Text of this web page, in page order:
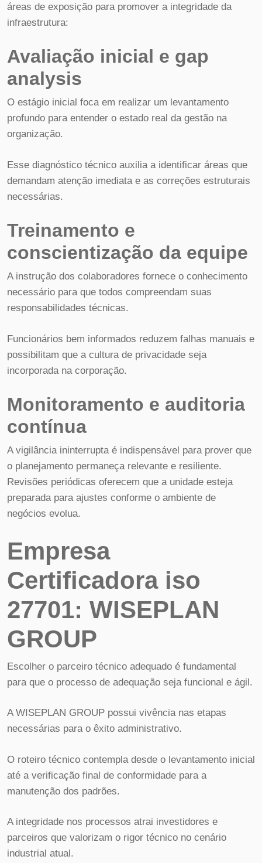
áreas de exposição para promover a integridade da
infraestrutura:
Avaliação inicial e gap
analysis
O estágio inicial foca em realizar um levantamento
profundo para entender o estado real da gestão na
organização.
Esse diagnóstico técnico auxilia a identificar áreas que
demandam atenção imediata e as correções estruturais
necessárias.
Treinamento e
conscientização da equipe
A instrução dos colaboradores fornece o conhecimento
necessário para que todos compreendam suas
responsabilidades técnicas.
Funcionários bem informados reduzem falhas manuais e
possibilitam que a cultura de privacidade seja
incorporada na corporação.
Monitoramento e auditoria
contínua
A vigilância ininterrupta é indispensável para prover que
o planejamento permaneça relevante e resiliente.
Revisões periódicas oferecem que a unidade esteja
preparada para ajustes conforme o ambiente de
negócios evolua.
Empresa
Certificadora iso
27701: WISEPLAN
GROUP
Escolher o parceiro técnico adequado é fundamental
para que o processo de adequação seja funcional e ágil.
A WISEPLAN GROUP possui vivência nas etapas
necessárias para o êxito administrativo.
O roteiro técnico contempla desde o levantamento inicial
até a verificação final de conformidade para a
manutenção dos padrões.
A integridade nos processos atrai investidores e
parceiros que valorizam o rigor técnico no cenário
industrial atual.